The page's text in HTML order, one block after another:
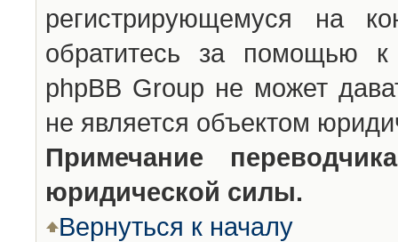
регистрирующемуся на
обратитесь за помощью к
phpBB Group не может
не является объектом
Примечание
юридической силы.
Вернуться к началу